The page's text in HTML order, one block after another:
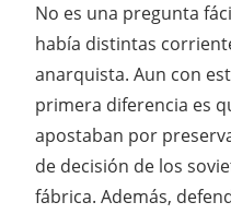
No es una pregunta
había distintas
anarquista. Aun con
primera diferencia es
apostaban por
de decisión de los
fábrica. Además,